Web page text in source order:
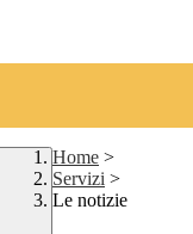
Home >
Servizi >
Le notizie